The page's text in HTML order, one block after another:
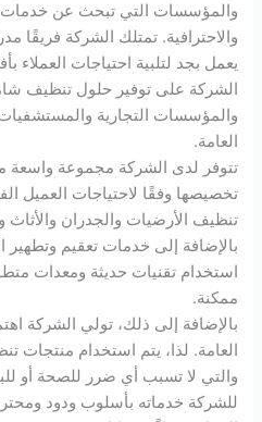
والمؤسسات التي تبحث عن خدمات
والاحترافية. تمتلك الشركة فريقًا
يعمل بجد لتلبية احتياجات العملاء
الشركة على توفير حلول تنظيف
والمؤسسات التجارية والمستشفيات
العامة.
تتوفر لدى الشركة مجموعة واسعة
تخصيصها وفقًا لاحتياجات العميل
تنظيف الأرضيات والجدران والأثاث
بالإضافة إلى خدمات تعقيم وتطهير
استخدام تقنيات حديثة ومعدات
ممكنة.
بالإضافة إلى ذلك، تولي الشركة
العامة. لذا، يتم استخدام منتجات
والتي لا تسبب أي ضرر للصحة أو
للشركة خدماته بأسلوب ودود